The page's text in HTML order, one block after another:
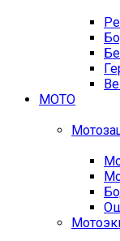
МОТО